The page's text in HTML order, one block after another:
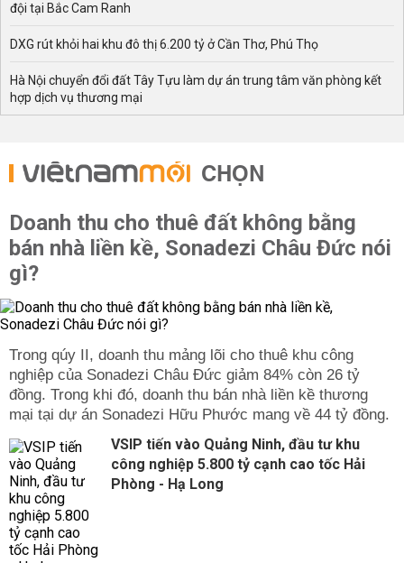
đội tại Bắc Cam Ranh
DXG rút khỏi hai khu đô thị 6.200 tỷ ở Cần Thơ, Phú Thọ
Hà Nội chuyển đổi đất Tây Tựu làm dự án trung tâm văn phòng kết
hợp dịch vụ thương mại
CHỌN
Doanh thu cho thuê đất không bằng
bán nhà liền kề, Sonadezi Châu Đức nói
gì?
Trong qúy II, doanh thu mảng lõi cho thuê khu công
nghiệp của Sonadezi Châu Đức giảm 84% còn 26 tỷ
đồng. Trong khi đó, doanh thu bán nhà liền kề thương
mại tại dự án Sonadezi Hữu Phước mang về 44 tỷ đồng.
VSIP tiến vào Quảng Ninh, đầu tư khu
công nghiệp 5.800 tỷ cạnh cao tốc Hải
Phòng - Hạ Long